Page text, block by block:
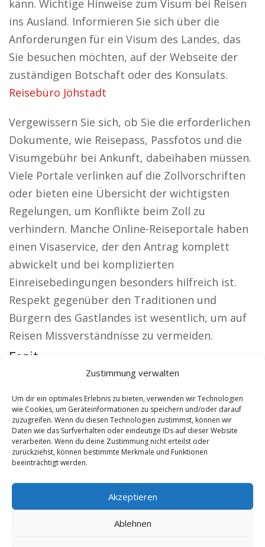
Zustimmung verwalten
Um dir ein optimales Erlebnis zu bieten, verwenden wir Technologien
wie Cookies, um Geräteinformationen zu speichern und/oder darauf
zuzugreifen. Wenn du diesen Technologien zustimmst, können wir
Daten wie das Surfverhalten oder eindeutige IDs auf dieser Website
verarbeiten. Wenn du deine Zustimmung nicht erteilst oder
zurückziehst, können bestimmte Merkmale und Funktionen
beeinträchtigt werden.
Akzeptieren
Ablehnen
kann. Wichtige Hinweise zum Visum bei Reisen
ins Ausland. Informieren Sie sich über die
Anforderungen für ein Visum des Landes, das
Sie besuchen möchten, auf der Webseite der
zuständigen Botschaft oder des Konsulats.
Reisebüro Jöhstadt
Vergewissern Sie sich, ob Sie die erforderlichen
Dokumente, wie Reisepass, Passfotos und die
Visumgebühr bei Ankunft, dabeihaben müssen.
Viele Portale verlinken auf die Zollvorschriften
oder bieten eine Übersicht der wichtigsten
Regelungen, um Konflikte beim Zoll zu
verhindern. Manche Online-Reiseportale haben
einen Visaservice, der den Antrag komplett
abwickelt und bei komplizierten
Einreisebedingungen besonders hilfreich ist.
Respekt gegenüber den Traditionen und
Bürgern des Gastlandes ist wesentlich, um auf
Reisen Missverständnisse zu vermeiden.
Fazit:
Aus der Region:Kirche Wels |Autovermietung
Wels|Sicherheitsdienst Wels|Hauskauf Wels
|Hundeschule Wels|Schamane Wels
Contents [show]
No tags for this post.